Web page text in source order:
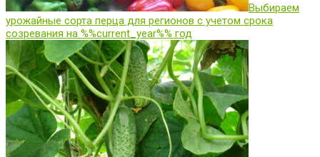
Выбираем
урожайные сорта перца для регионов с учетом срока
созревания на %%current_year%% год